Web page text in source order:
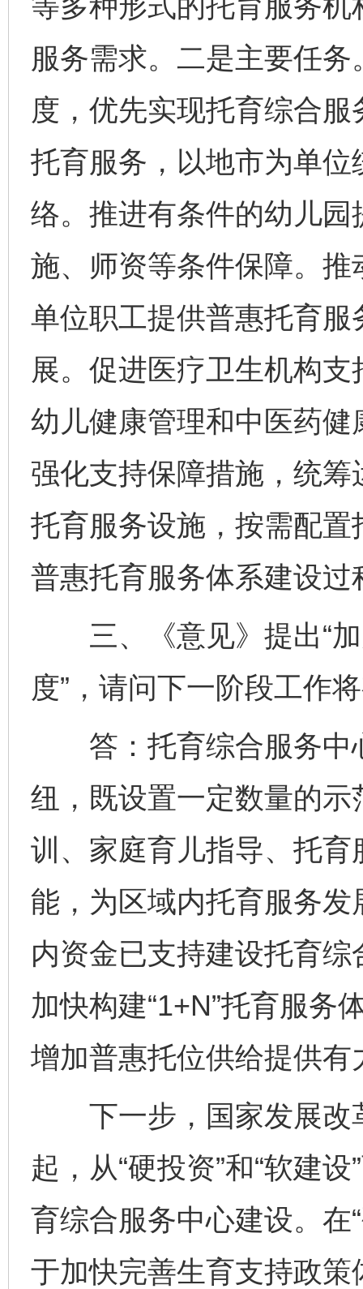
服务需求。二是主要任
度，优先实现托育综合
托育服务，以地市为单
络。推进有条件的幼儿
施、师资等条件保障。
单位职工提供普惠托育
展。促进医疗卫生机构
幼儿健康管理和中医药
强化支持保障措施，统
托育服务设施，按需配
普惠托育服务体系建设
三、《意见》提出“加
度”，请问下一阶段工作
答：托育综合服务中
纽，既设置一定数量的
训、家庭育儿指导、托
能，为区域内托育服务
内资金已支持建设托育
加快构建“1+N”托育服务
增加普惠托位供给提供有
下一步，国家发展改
起，从“硬投资”和“软建
育综合服务中心建设。在
于加快完善生育支持政